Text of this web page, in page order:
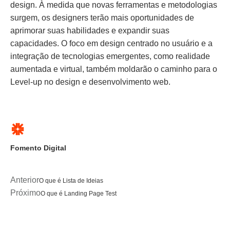
design. À medida que novas ferramentas e metodologias
surgem, os designers terão mais oportunidades de
aprimorar suas habilidades e expandir suas
capacidades. O foco em design centrado no usuário e a
integração de tecnologias emergentes, como realidade
aumentada e virtual, também moldarão o caminho para o
Level-up no design e desenvolvimento web.
Fomento Digital
AnteriorO que é Lista de Ideias
PróximoO que é Landing Page Test